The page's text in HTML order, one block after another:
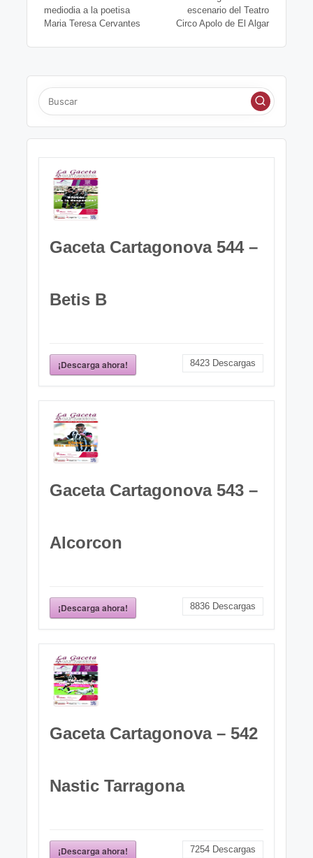
at
e
de
mediodia a la poetisa
Maria Teresa Cervantes
escenario del Teatro
Circo Apolo de El Algar
Gaceta Cartagonova 544 –
Betis B
¡Descarga ahora! 8423 Descargas
Gaceta Cartagonova 543 –
Alcorcon
¡Descarga ahora! 8836 Descargas
Gaceta Cartagonova – 542
Nastic Tarragona
¡Descarga ahora! 7254 Descargas